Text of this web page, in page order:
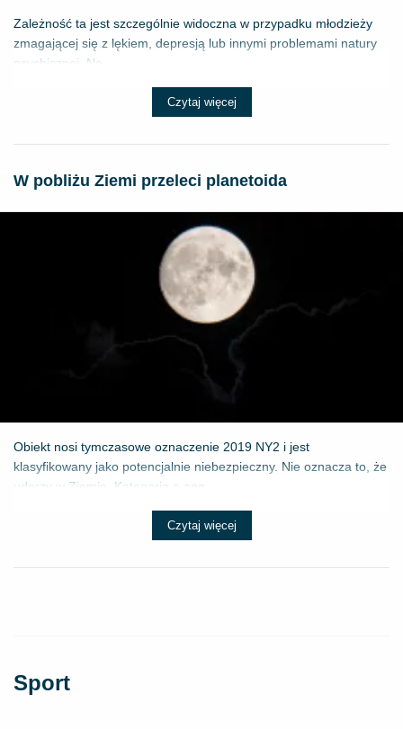
Zależność ta jest szczególnie widoczna w przypadku młodzieży
zmagającej się z lękiem, depresją lub innymi problemami natury
psychicznej. Na...
Czytaj więcej
W pobliżu Ziemi przeleci planetoida
Obiekt nosi tymczasowe oznaczenie 2019 NY2 i jest
klasyfikowany jako potencjalnie niebezpieczny. Nie oznacza to, że
uderzy w Ziemię. Kategoria o ang...
Czytaj więcej
Sport